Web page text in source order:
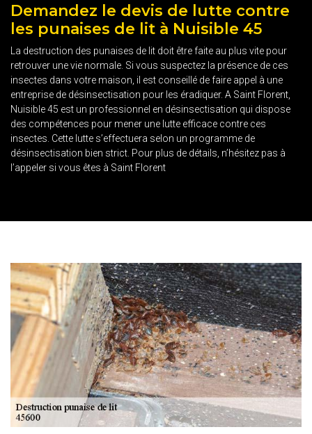
Demandez le devis de lutte contre
les punaises de lit à Nuisible 45
La destruction des punaises de lit doit être faite au plus vite pour
retrouver une vie normale. Si vous suspectez la présence de ces
insectes dans votre maison, il est conseillé de faire appel à une
entreprise de désinsectisation pour les éradiquer. A Saint Florent,
Nuisible 45 est un professionnel en désinsectisation qui dispose
des compétences pour mener une lutte efficace contre ces
insectes. Cette lutte s’effectuera selon un programme de
désinsectisation bien strict. Pour plus de détails, n’hésitez pas à
l’appeler si vous êtes à Saint Florent